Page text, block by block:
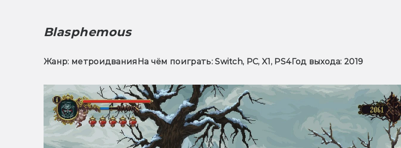
Blasphemous
Жанр: метроидвания На чём поиграть: Switch, PC, X1, PS4Год выхода: 2019